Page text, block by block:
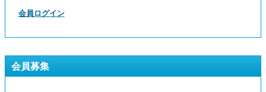
会員ログイン
会員募集